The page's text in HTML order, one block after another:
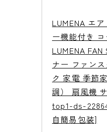
LUMENA エ
ー機能付き
LUMENA FAN
ナー ファン
ク 家電 季節
調） 扇風機
top1-ds-
自簡易包装]